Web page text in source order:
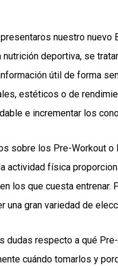
presentaros nuestro
deportiva, se
útil de forma
estéticos o de
e incrementar los
sobre los Pre-Workout
actividad física
los que cuesta
una gran variedad de
dudas respecto a qué
cuándo tomarlos y